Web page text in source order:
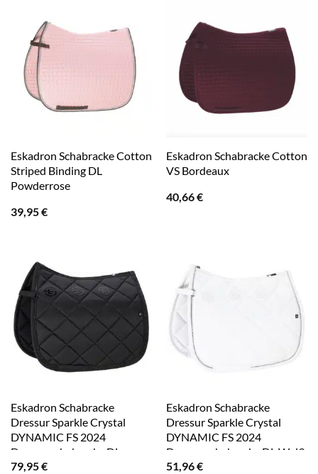
Eskadron Schabracke Cotton
Striped Binding DL
Powderrose
39,95€
Eskadron Schabracke Cotton
VS Bordeaux
40,66€
Eskadron Schabracke
Dressur Sparkle Crystal
DYNAMIC FS 2024
Dressurschabracke DL
Schwarz
79,95€
Eskadron Schabracke
Dressur Sparkle Crystal
DYNAMIC FS 2024
Dressurschabracke DL Weiß
51,96€